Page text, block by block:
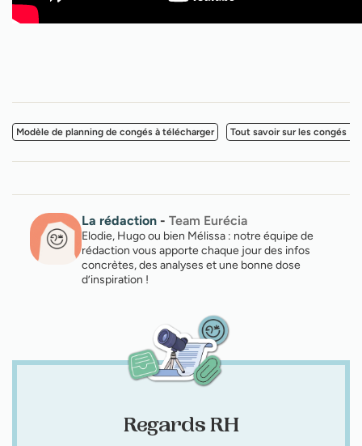
Modèle de planning de congés à télécharger Tout savoir sur les congés N-
La rédaction - Team Eurécia
Elodie, Hugo ou bien Mélissa : notre équipe de
rédaction vous apporte chaque jour des infos
concrètes, des analyses et une bonne dose
d’inspiration !
Regards RH